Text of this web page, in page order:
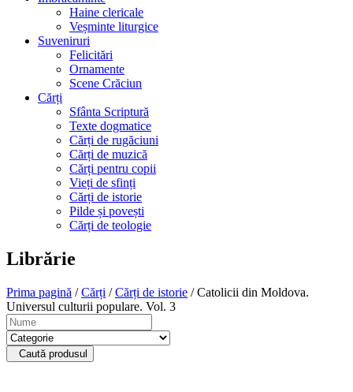
Haine clericale
Veșminte liturgice
Suveniruri
Felicitări
Ornamente
Scene Crăciun
Cărți
Sfânta Scriptură
Texte dogmatice
Cărți de rugăciuni
Cărți de muzică
Cărți pentru copii
Vieți de sfinți
Cărți de istorie
Pilde și povești
Cărți de teologie
Librărie
Prima pagină /Cărți /Cărți de istorie / Catolicii din Moldova.
Universul culturii populare. Vol. 3
Caută produsul